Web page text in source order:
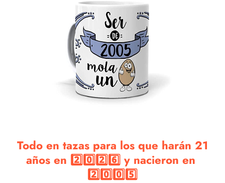
Todo en tazas para los que harán 21
años en 2️⃣0️⃣2️⃣6️⃣ y nacieron en
2️⃣0️⃣0️⃣5️⃣